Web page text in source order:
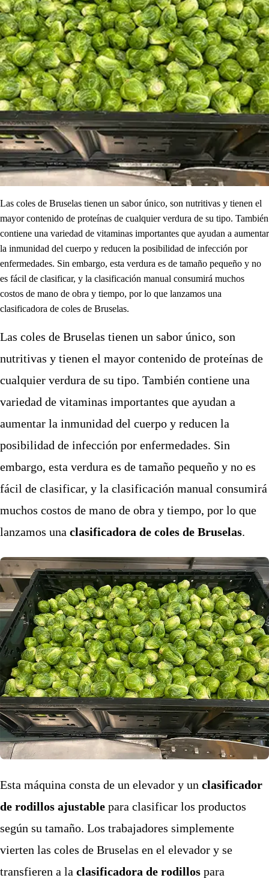
Las coles de Bruselas tienen un sabor único, son nutritivas y tienen el
mayor contenido de proteínas de cualquier verdura de su tipo. También
contiene una variedad de vitaminas importantes que ayudan a aumentar
la inmunidad del cuerpo y reducen la posibilidad de infección por
enfermedades. Sin embargo, esta verdura es de tamaño pequeño y no
es fácil de clasificar, y la clasificación manual consumirá muchos
costos de mano de obra y tiempo, por lo que lanzamos una
clasificadora de coles de Bruselas.
Las coles de Bruselas tienen un sabor único, son
nutritivas y tienen el mayor contenido de proteínas de
cualquier verdura de su tipo. También contiene una
variedad de vitaminas importantes que ayudan a
aumentar la inmunidad del cuerpo y reducen la
posibilidad de infección por enfermedades. Sin
embargo, esta verdura es de tamaño pequeño y no es
fácil de clasificar, y la clasificación manual consumirá
muchos costos de mano de obra y tiempo, por lo que
lanzamos una clasificadora de coles de Bruselas.
Esta máquina consta de un elevador y un clasificador
de rodillos ajustable para clasificar los productos
según su tamaño. Los trabajadores simplemente
vierten las coles de Bruselas en el elevador y se
transfieren a la clasificadora de rodillos para